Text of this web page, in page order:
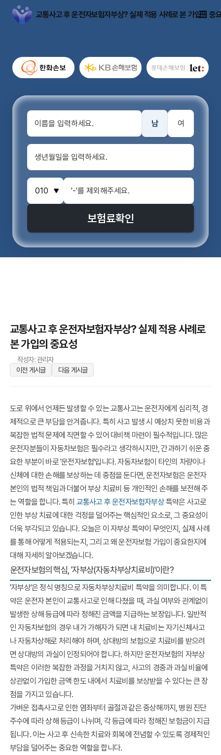
교통사고 후 운전자보험자부상? 실제 적용 사례로 본 가입의 중
남 여
보험료확인
교통사고 후 운전자보험자부상? 실제 적용 사례로
본 가입의 중요성
작성자: 관리자
이전 게시글
다음 게시글
도로 위에서 언제든 발생할 수 있는교통사고는 운전자에게 심리적, 경
제적으로 큰 부담을 안겨줍니다. 특히 사고 발생 시 예상치 못한 비용과
복잡한 법적 문제에 직면할 수 있어 대비책 마련이 필수적입니다. 많은
운전자분들이 자동차보험은 필수라고 생각하시지만, 간과하기 쉬운 중
요한 부분이 바로 '운전자보험'입니다. 자동차보험이 타인의 차량이나
신체에 대한 손해를 보상하는 데 중점을 둔다면, 운전자보험은 운전자
본인의 법적 책임과 더불어 부상 치료비 등 개인적인 손해를 보전해 주
는 역할을 합니다. 특히 교통사고 후 운전자보험자부상특약은 사고로
인한 부상 치료에 대한 걱정을 덜어주는 핵심적인 요소로, 그 중요성이
더욱 부각되고 있습니다. 오늘은 이 자부상 특약이 무엇인지, 실제 사례
를 통해 어떻게 적용되는지, 그리고 왜 운전자보험 가입이 중요한지에
대해 자세히 알아보겠습니다.
운전자보험의 핵심, '자부상(자동차부상치료비)'이란?
'자부상'은 정식 명칭으로자동차부상치료비 특약을 의미합니다. 이 특
약은 운전자 본인이 교통사고로 인해 다쳤을 때, 과실 여부와 관계없이
발생한 상해 등급에 따라 정해진 금액을 지급하는 보장입니다. 일반적
인 자동차보험의 경우 내가 가해자가 되면 내 치료비는 자기신체사고
나 자동차상해로 처리해야 하며, 상대방의 보험으로 치료비를 받으려
면 상대방의 과실이 인정되어야 합니다. 하지만 운전자보험의 자부상
특약은 이러한 복잡한 과정을 거치지 않고, 사고의 경중과 과실 비율에
상관없이 가입한 금액 한도 내에서 치료비를 보상받을 수 있다는 큰 장
점을 가지고 있습니다.
가벼운 접촉사고로 인한 염좌부터 골절과 같은 중상해까지, 병원 진단
주수에 따라 상해 등급이 나뉘며, 각 등급에 따라 정해진 보험금이 지급
됩니다. 이는 사고 후 신속한 치료와 회복에 전념할 수 있도록 경제적인
부담을 덜어주는 중요한 역할을 합니다.